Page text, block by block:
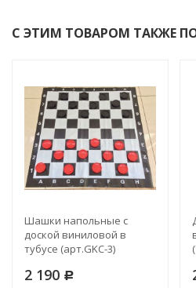
С ЭТИМ ТОВАРОМ ТАКЖЕ
Шашки напольные с
доской виниловой в
тубусе (арт.GKC-3)
2 190 Р